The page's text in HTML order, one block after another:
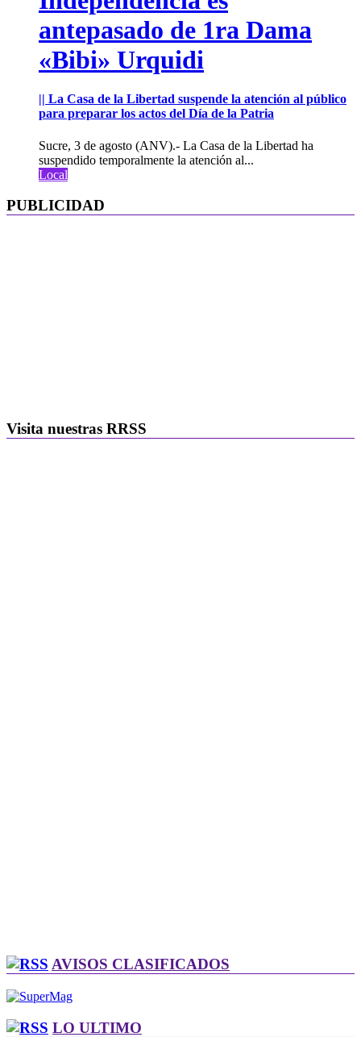
antepasado de 1ra Dama
«Bibi» Urquidi
|| La Casa de la Libertad suspende la atención al público
para preparar los actos del Día de la Patria
Sucre, 3 de agosto (ANV).- La Casa de la Libertad ha
suspendido temporalmente la atención al...
Local
PUBLICIDAD
Visita nuestras RRSS
AVISOS CLASIFICADOS
LO ULTIMO